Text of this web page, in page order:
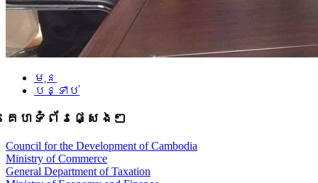
មុន
បន្ទាប់
គេហទំព័រផ្សេងៗ
Council for the Development of Cambodia
Ministry of Commerce
General Department of Taxation